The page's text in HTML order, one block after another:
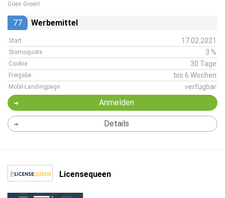
Goes Green!
77 Werbemittel
Start 17.02.2021
Stornoquote 3 %
Cookie 30 Tage
Freigabe bis 6 Wochen
Mobil-Landingpage verfügbar
Anmelden
Details
Licensequeen